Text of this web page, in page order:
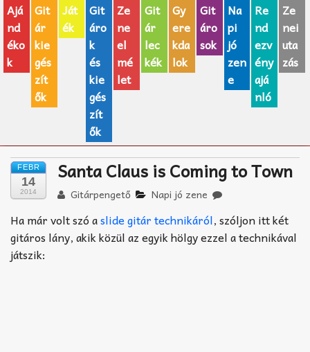
AJÁNDÉK ÖTLETEK
Vicces
GITÁR MÁRKÁK
TOP100 nóta
Zeneiskolák
Zeneszerzés alapjai
Akkord-kotta
TABok
Ajá
nd
éko
k
Git
ár
kie
gés
zít
ők
Ját
ék
Git
áro
k
és
kie
gés
zít
ők
Ze
ne
el
mé
let
Git
ár
lec
kék
Gy
ere
kda
lok
Git
áro
sok
Na
pi
jó
zen
e
Re
nd
ezv
ény
ajá
nló
Ze
nei
uta
zás
FEBR
14
2014
Santa Claus is Coming to Town
Gitárpengető Napi jó zene
Ha már volt szó aslide gitár technikáról, szóljon itt két
gitáros lány, akik közül az egyik hölgy ezzel a technikával
játszik: